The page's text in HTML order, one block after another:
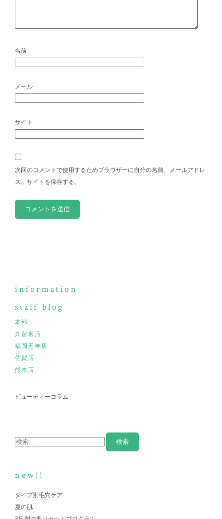
名前
メール
サイト
次回のコメントで使用するためブラウザーに自分の名前、メールアドレ
ス、サイトを保存する。
information
staff blog
本部
久留米店
福岡天神店
佐賀店
熊本店
ビューティーコラム
new!!
タイプ別毛穴ケア
夏の肌